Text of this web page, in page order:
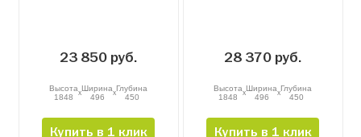
23 850 руб.
Высота
1848
xШирина
496
xГлубина
450
Купить в 1 клик
28 370 руб.
Высота
1848
xШирина
496
xГлубина
450
Купить в 1 клик